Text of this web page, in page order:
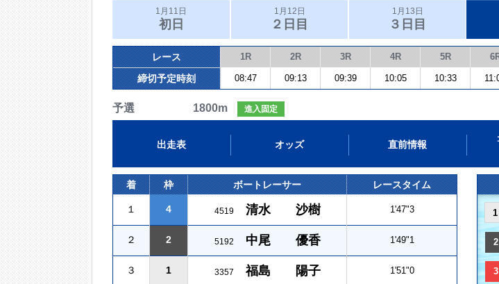
1月11日
初日
1月12日
２日目
1月13日
３日目
レース 1R 2R 3R 4R 5R
締切予定時刻 08:47 09:13 09:39 10:05 10:33
予選 1800m 進入固定
出走表 オッズ 直前情報
着 枠 ボートレーサー レースタイム
１ 4 4519 清水 沙樹 1'47"3
２ 2 5192 中尾 優香 1'49"1
３ 1 3357 福島 陽子 1'51"0
1
2
3